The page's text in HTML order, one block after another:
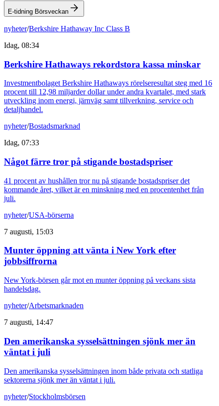
E-tidning Börsveckan
nyheter/Berkshire Hathaway Inc Class B
Idag, 08:34
Berkshire Hathaways rekordstora kassa minskar
Investmentbolaget Berkshire Hathaways rörelseresultat steg med 16
procent till 12,98 miljarder dollar under andra kvartalet, med stark
utveckling inom energi, järnväg samt tillverkning, service och
detaljhandel.
nyheter/Bostadsmarknad
Idag, 07:33
Något färre tror på stigande bostadspriser
41 procent av hushållen tror nu på stigande bostadspriser det
kommande året, vilket är en minskning med en procentenhet från
juli.
nyheter/USA-börserna
7 augusti, 15:03
Munter öppning att vänta i New York efter
jobbsiffrorna
New York-börsen går mot en munter öppning på veckans sista
handelsdag.
nyheter/Arbetsmarknaden
7 augusti, 14:47
Den amerikanska sysselsättningen sjönk mer än
väntat i juli
Den amerikanska sysselsättningen inom både privata och statliga
sektorerna sjönk mer än väntat i juli.
nyheter/Stockholmsbörsen